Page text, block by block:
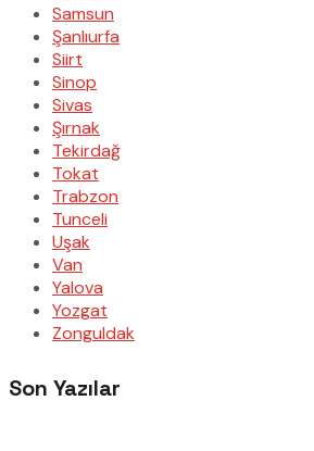
Samsun
Şanlıurfa
Siirt
Sinop
Sivas
Şırnak
Tekirdağ
Tokat
Trabzon
Tunceli
Uşak
Van
Yalova
Yozgat
Zonguldak
Son Yazılar